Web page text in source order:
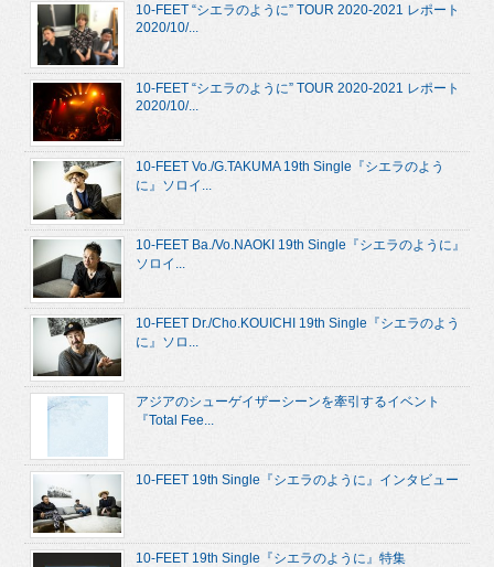
10-FEET “シエラのように” TOUR 2020-2021 レポート
2020/10/...
10-FEET “シエラのように” TOUR 2020-2021 レポート
2020/10/...
10-FEET Vo./G.TAKUMA 19th Single『シエラのよう
に』ソロイ...
10-FEET Ba./Vo.NAOKI 19th Single『シエラのように』
ソロイ...
10-FEET Dr./Cho.KOUICHI 19th Single『シエラのよう
に』ソロ...
アジアのシューゲイザーシーンを牽引するイベント
『Total Fee...
10-FEET 19th Single『シエラのように』インタビュー
10-FEET 19th Single『シエラのように』特集